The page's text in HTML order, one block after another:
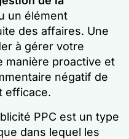
un élément
des affaires. Une
à gérer votre
manière proactive et
négatif de
efficace.
PPC est un type
dans lequel les